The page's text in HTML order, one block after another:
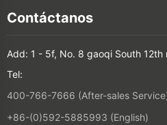
Contáctanos
Add: 1 - 5f, No. 8 gaoqi South 12th
Tel:
400-766-7666 (After-sales
+86-(0)592-5885993 (English)